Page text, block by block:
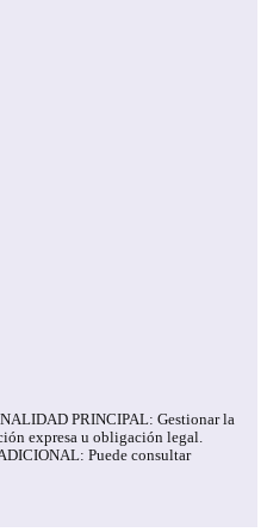
PRINCIPAL: Gestionar la
expresa u obligación legal.
Puede consultar